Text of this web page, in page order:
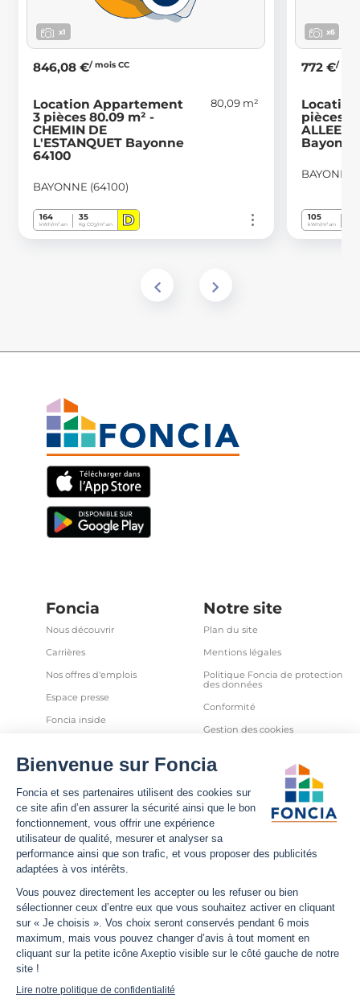
x1
846,08 €/ mois CC
Location Appartement
3 pièces 80.09 m² -
CHEMIN DE
L'ESTANQUET Bayonne
64100
80,09 m²
BAYONNE (64100)
164
kWh/m².an
35
Kg CO2/m².an D
x6
772 €/
pièces
ALLEES
BAYONNE
105
kWh/m².an
Foncia
Nous découvrir
Carrières
Nos offres d'emplois
Espace presse
Foncia inside
Partenaires
Notre site
Plan du site
Mentions légales
Politique Foncia de protection
des données
Conformité
Gestion des cookies
et autres traceurs
Sécurité informatique
Déclaration d'accessibilité
Infos utiles
Nous contacter
Estimation bien immobilier
Estimation loyer
Actualités
Nous suivre
Facebook
LinkedIn
YouTube
Instagram